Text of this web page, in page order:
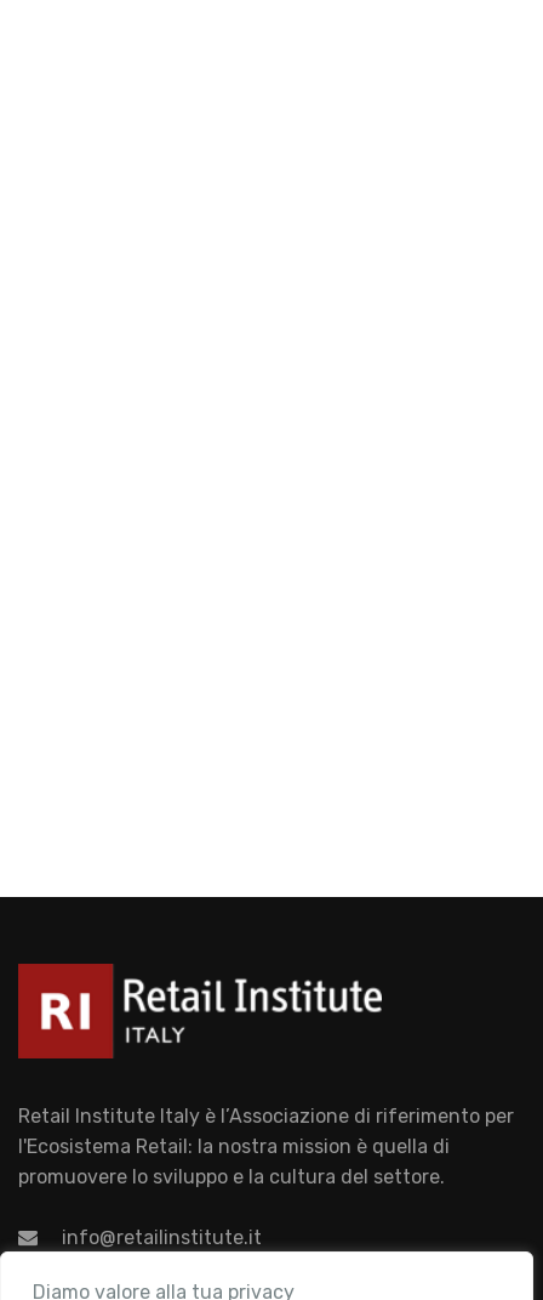
Diamo valore alla tua privacy
Retail Institute Italy è l’Associazione di riferimento per
l'Ecosistema Retail: la nostra mission è quella di
promuovere lo sviluppo e la cultura del settore.
info@retailinstitute.it
Associazione